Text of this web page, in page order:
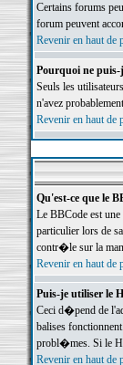
Certains forums
forum peuvent
Revenir en haut de
Pourquoi ne puis-
Seuls les
n'avez
Revenir en haut de
Qu'est-ce que le
Le BBCode est
particulier lors de
contr�le sur la
Revenir en haut de
Puis-je utiliser le
Ceci d�pend de
balises
probl�mes. Si le
Revenir en haut de